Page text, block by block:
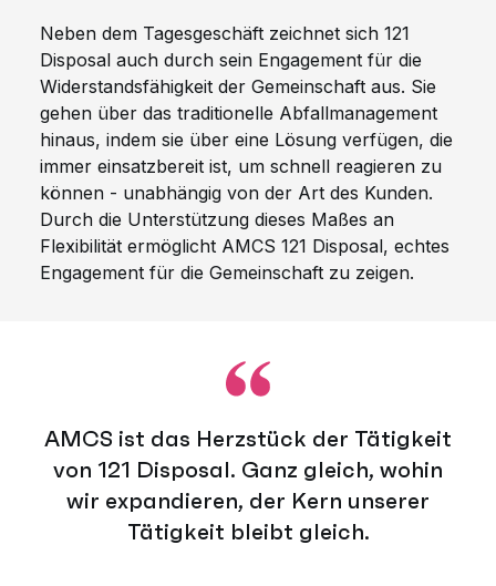
Neben dem Tagesgeschäft zeichnet sich 121
Disposal auch durch sein Engagement für die
Widerstandsfähigkeit der Gemeinschaft aus. Sie
gehen über das traditionelle Abfallmanagement
hinaus, indem sie über eine Lösung verfügen, die
immer einsatzbereit ist, um schnell reagieren zu
können - unabhängig von der Art des Kunden.
Durch die Unterstützung dieses Maßes an
Flexibilität ermöglicht AMCS 121 Disposal, echtes
Engagement für die Gemeinschaft zu zeigen.
AMCS ist das Herzstück der Tätigkeit
von 121 Disposal. Ganz gleich, wohin
wir expandieren, der Kern unserer
Tätigkeit bleibt gleich.